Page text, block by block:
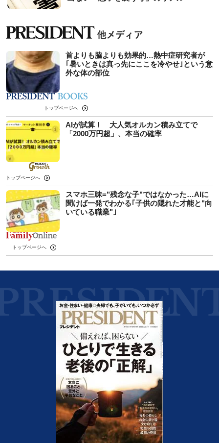
首よりも脇よりも効果的…熱中症研究者が
｢暑いときは真っ先にここを冷やせ｣という意
外な体の部位
トップページへ
AIが試算！ 大人気オルカン積み立てで
「2000万円超」、本当の確率
トップページへ
スマホ三昧="残念な子"ではなかった…AIに
聞けば一発でわかる｢子供の隠れた才能と"向
いている職業"｣
トップページへ